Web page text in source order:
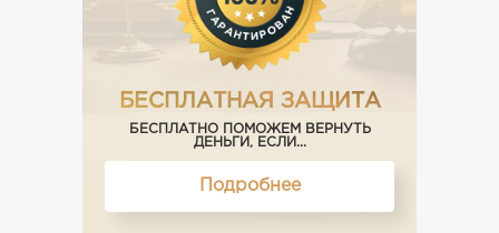
БЕСПЛАТНАЯ ЗАЩИТА
БЕСПЛАТНО ПОМОЖЕМ ВЕРНУТЬ
ДЕНЬГИ, ЕСЛИ...
Подробнее